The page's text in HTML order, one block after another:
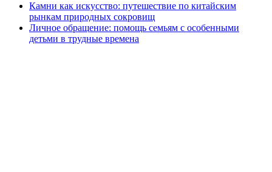
Камни как искусство: путешествие по китайским
рынкам природных сокровищ
Личное обращение: помощь семьям с особенными
детьми в трудные времена